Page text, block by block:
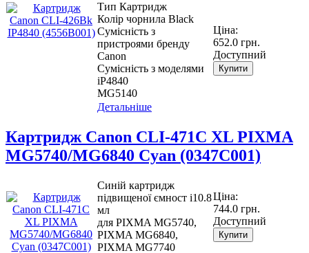
Тип Картридж
Колір чорнила Black
Сумісність з
пристроями бренду
Canon
Сумісність з моделями
iP4840
MG5140
Ціна:
652.0 грн.
Доступний
Купити
Детальніше
Картридж Canon CLI-471C XL PIXMA
MG5740/MG6840 Cyan (0347C001)
Синій картридж
підвищеної ємност і10.8
мл
для PIXMA MG5740,
PIXMA MG6840,
PIXMA MG7740
Ціна:
744.0 грн.
Доступний
Купити